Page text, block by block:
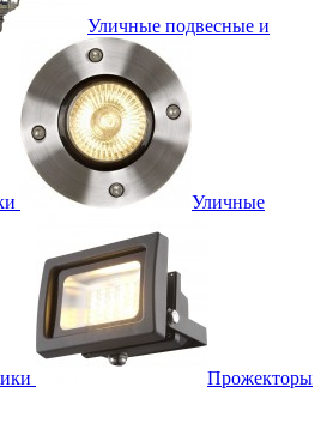
Уличные подвесные и
Уличные
Прожекторы